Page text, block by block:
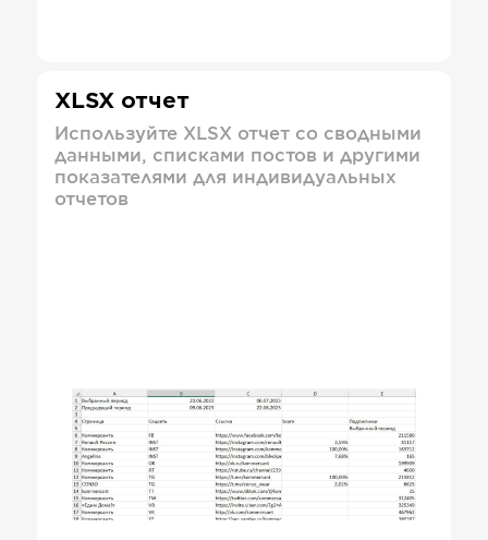
XLSX отчет
Используйте XLSX отчет со сводными
данными, списками постов и другими
показателями для индивидуальных
отчетов